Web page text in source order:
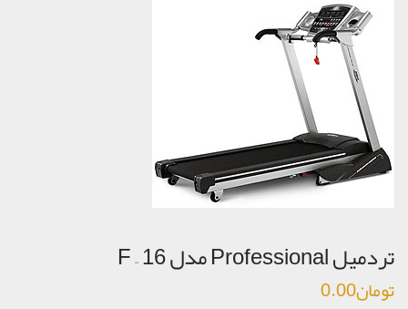
تردمیل Professional مدل F – 16
تومان0.00